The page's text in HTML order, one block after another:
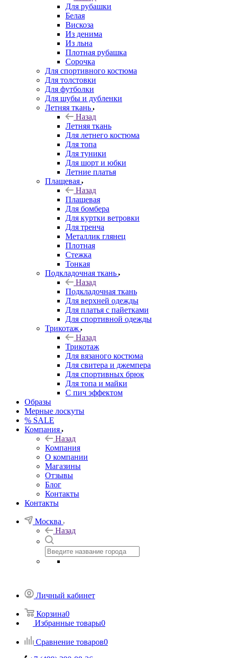
Для рубашки
Белая
Вискоза
Из денима
Из льна
Плотная рубашка
Сорочка
Для спортивного костюма
Для толстовки
Для футболки
Для шубы и дубленки
Летняя ткань
Назад
Летняя ткань
Для летнего костюма
Для топа
Для туники
Для шорт и юбки
Летние платья
Плащевая
Назад
Плащевая
Для бомбера
Для куртки ветровки
Для тренча
Металлик глянец
Плотная
Стежка
Тонкая
Подкладочная ткань
Назад
Подкладочная ткань
Для верхней одежды
Для платья с пайетками
Для спортивной одежды
Трикотаж
Назад
Трикотаж
Для вязаного костюма
Для свитера и джемпера
Для спортивных брюк
Для топа и майки
С пич эффектом
Образы
Мерные лоскуты
% SALE
Компания
Назад
Компания
О компании
Магазины
Отзывы
Блог
Контакты
Контакты
Москва
Назад
Личный кабинет
Корзина0
Избранные товары0
Сравнение товаров0